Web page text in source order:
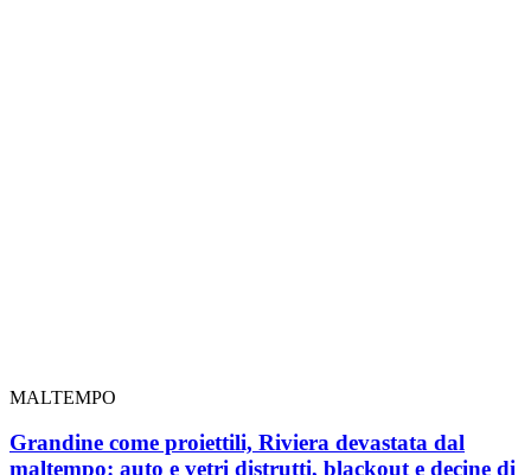
MALTEMPO
Grandine come proiettili, Riviera devastata dal
maltempo: auto e vetri distrutti, blackout e decine di